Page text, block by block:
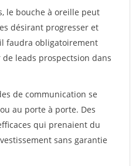
le bouche à oreille peut
désirant progresser et
faudra obligatoirement
leads prospectsion dans
de communication se
au porte à porte. Des
qui prenaient du
sans garantie